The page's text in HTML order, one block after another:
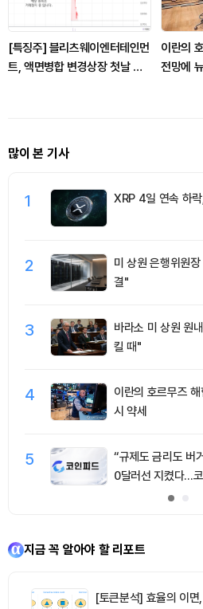
[특징주] 블리츠웨이엔터테인먼
트, 액면병합 변경상장 첫날 장
이란의
전망에
많이 본 기사
1 XRP 4일 연속 하
2
미 상원 은행위원
결"
3
바라소 미 상원 원
킬 때"
4
이란의 호르무즈
시 약세
5
“규제도 금리도
0달러선 지켰다…
지금 꼭 알아야 할 리포트
[토큰분석] 효율의 이면